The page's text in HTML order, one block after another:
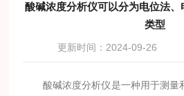
酸碱浓度分析仪可以分为电位法
类型
更新时间：2024-09-26
酸碱浓度分析仪是一种用于测量